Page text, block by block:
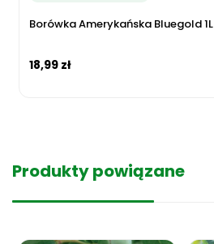
Borówka Amerykańska Bluegold 1L
18,99 zł
Produkty powiązane